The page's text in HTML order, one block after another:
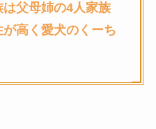
は父母姉の4人家族
高く愛犬のくーち